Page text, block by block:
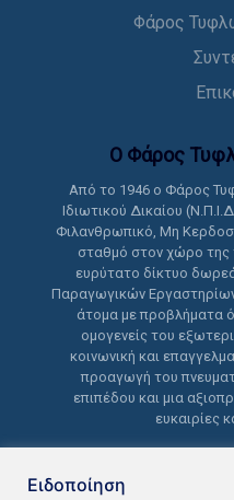
Φάρος
Ο Φάρος
Από το 1946 ο Φάρος
Ιδιωτικού Δικαίου
Φιλανθρωπικό, Μη
σταθμό στον χώρο
ευρύτατο δίκτυο
Παραγωγικών
άτομα με προβλήματα
ομογενείς του
κοινωνική και
προαγωγή του
επιπέδου και μια
ευκαιρίες
Ειδοποίηση